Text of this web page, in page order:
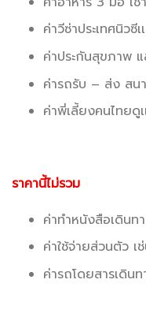
ค่าวีซ่าประเทศนิว
ค่าประกันสุขภาพ
ค่ารถรับ – ส่ง สน
ค่าพี่เลี้ยงคนไทยดู
ราคานี้ไม่รวม
ค่าทำหนังสือเดินท
ค่าใช้จ่ายส่วนตัว เ
ค่ารถโดยสารเดินท